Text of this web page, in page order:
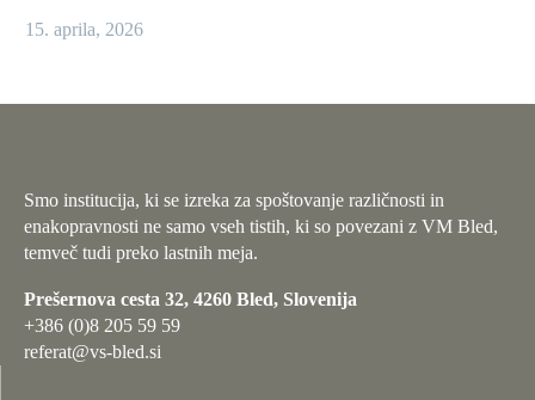
15. aprila, 2026
Smo institucija, ki se izreka za spoštovanje različnosti in
enakopravnosti ne samo vseh tistih, ki so povezani z VM Bled,
temveč tudi preko lastnih meja.
Prešernova cesta 32, 4260 Bled, Slovenija
+386 (0)8 205 59 59
referat@vs-bled.si